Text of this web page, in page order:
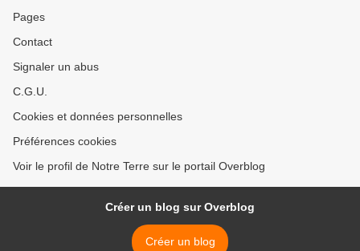
Pages
Contact
Signaler un abus
C.G.U.
Cookies et données personnelles
Préférences cookies
Voir le profil de Notre Terre sur le portail Overblog
Créer un blog sur Overblog
Créer un blog